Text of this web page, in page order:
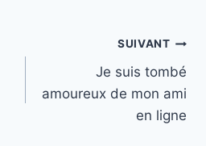
SUIVANT
Je suis tombé
amoureux de mon ami
en ligne